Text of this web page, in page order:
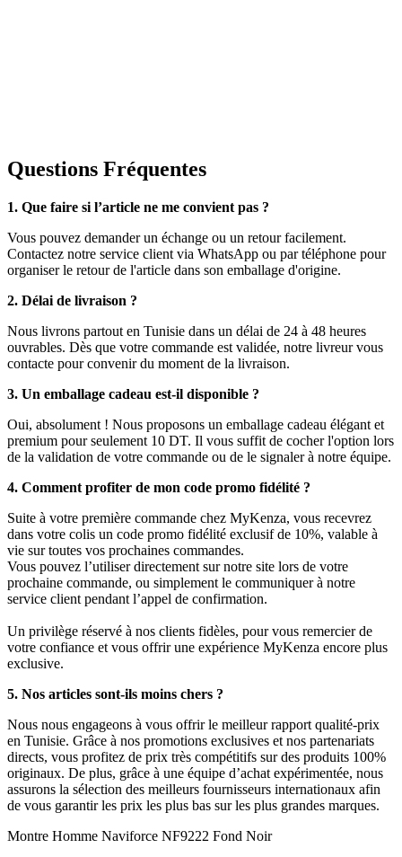
Questions Fréquentes
1. Que faire si l’article ne me convient pas ?
Vous pouvez demander un échange ou un retour facilement.
Contactez notre service client via WhatsApp ou par téléphone pour
organiser le retour de l'article dans son emballage d'origine.
2. Délai de livraison ?
Nous livrons partout en Tunisie dans un délai de 24 à 48 heures
ouvrables. Dès que votre commande est validée, notre livreur vous
contacte pour convenir du moment de la livraison.
3. Un emballage cadeau est-il disponible ?
Oui, absolument ! Nous proposons un emballage cadeau élégant et
premium pour seulement 10 DT. Il vous suffit de cocher l'option lors
de la validation de votre commande ou de le signaler à notre équipe.
4. Comment profiter de mon code promo fidélité ?
Suite à votre première commande chez MyKenza, vous recevrez
dans votre colis un code promo fidélité exclusif de 10%, valable à
vie sur toutes vos prochaines commandes.
Vous pouvez l’utiliser directement sur notre site lors de votre
prochaine commande, ou simplement le communiquer à notre
service client pendant l’appel de confirmation.
Un privilège réservé à nos clients fidèles, pour vous remercier de
votre confiance et vous offrir une expérience MyKenza encore plus
exclusive.
5. Nos articles sont-ils moins chers ?
Nous nous engageons à vous offrir le meilleur rapport qualité-prix
en Tunisie. Grâce à nos promotions exclusives et nos partenariats
directs, vous profitez de prix très compétitifs sur des produits 100%
originaux. De plus, grâce à une équipe d’achat expérimentée, nous
assurons la sélection des meilleurs fournisseurs internationaux afin
de vous garantir les prix les plus bas sur les plus grandes marques.
Montre Homme Naviforce NF9222 Fond Noir